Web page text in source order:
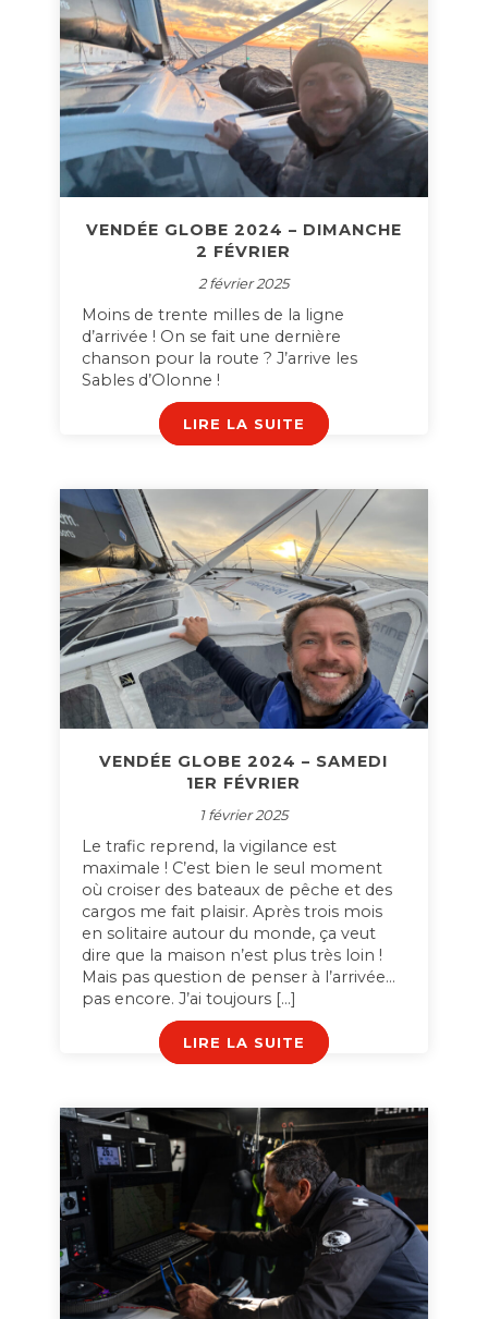
VENDÉE GLOBE 2024 – DIMANCHE
2 FÉVRIER
2 février 2025
Moins de trente milles de la ligne
d’arrivée ! On se fait une dernière
chanson pour la route ? J’arrive les
Sables d’Olonne !
LIRE LA SUITE
VENDÉE GLOBE 2024 – SAMEDI
1ER FÉVRIER
1 février 2025
Le trafic reprend, la vigilance est
maximale ! C’est bien le seul moment
où croiser des bateaux de pêche et des
cargos me fait plaisir. Après trois mois
en solitaire autour du monde, ça veut
dire que la maison n’est plus très loin !
Mais pas question de penser à l’arrivée…
pas encore. J’ai toujours […]
LIRE LA SUITE